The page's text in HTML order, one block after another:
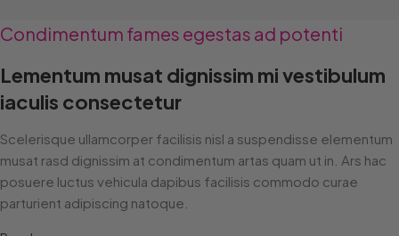
Condimentum fames egestas ad potenti
Lementum musat dignissim mi vestibulum
iaculis consectetur
Scelerisque ullamcorper facilisis nisl a suspendisse elementum
musat rasd dignissim at condimentum artas quam ut in. Ars hac
posuere luctus vehicula dapibus facilisis commodo curae
parturient adipiscing natoque.